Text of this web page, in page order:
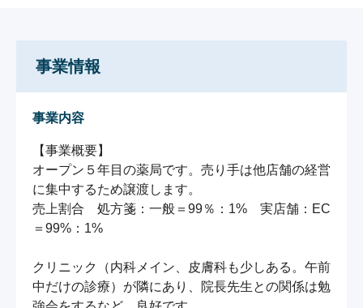
事業情報
事業内容
【事業概要】
オープン５年目の薬局です。売り手は他店舗の経営
に集中するため譲渡します。
売上割合　処方箋：一般＝99％：1%　実店舗：EC
＝99%：1%
クリニック（内科メイン、皮膚科も少しある。午前
中だけの診療）が隣にあり、院長先生との関係は勉